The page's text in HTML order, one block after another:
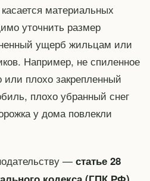
материальных
уточнить размер
ущерб жильцам или
Например, не спиленное
или плохо закрепленный
плохо убранный снег
у дома повлекли
— статье 28